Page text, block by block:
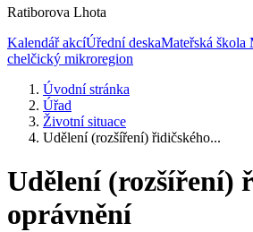
Ratiborova Lhota
Kalendář akcíÚřední deskaMateřská škola
chelčický mikroregion
Úvodní stránka
Úřad
Životní situace
Udělení (rozšíření) řidičského...
Udělení (rozšíření)
oprávnění